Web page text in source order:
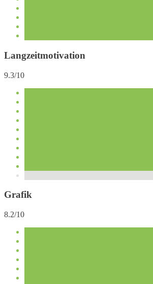
Langzeitmotivation
9.3/10
Grafik
8.2/10